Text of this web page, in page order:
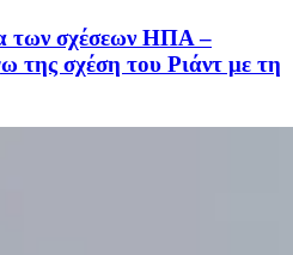
των σχέσεων ΗΠΑ –
της σχέση του Ριάντ με τη